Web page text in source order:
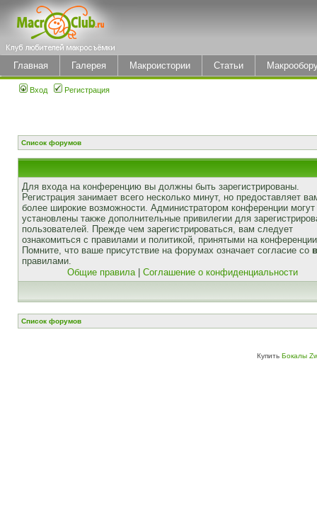
Главная Галерея Макроистории Статьи
Вход Регистрация
Список форумов
Для входа на конференцию вы должны быть зарегистрированы.
Регистрация занимает всего несколько минут, но предоставляет
более широкие возможности. Администратором конференции
установлены также дополнительные привилегии для
пользователей. Прежде чем зарегистрироваться, вам следует
ознакомиться с правилами и политикой, принятыми на
Помните, что ваше присутствие на форумах означает согласие со
правилами.
Общие правила| Соглашение о конфиденциальности
Список форумов
Купить Бокалы